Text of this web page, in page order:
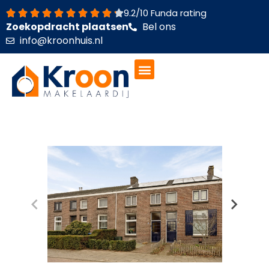
Ga
naar
de
inhoud
9.2/10 Funda rating
Zoekopdracht plaatsen
Bel ons
info@kroonhuis.nl